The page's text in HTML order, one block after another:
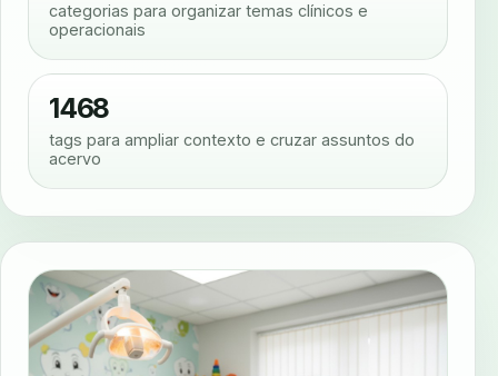
categorias para organizar temas clínicos e
operacionais
1468
tags para ampliar contexto e cruzar assuntos do
acervo